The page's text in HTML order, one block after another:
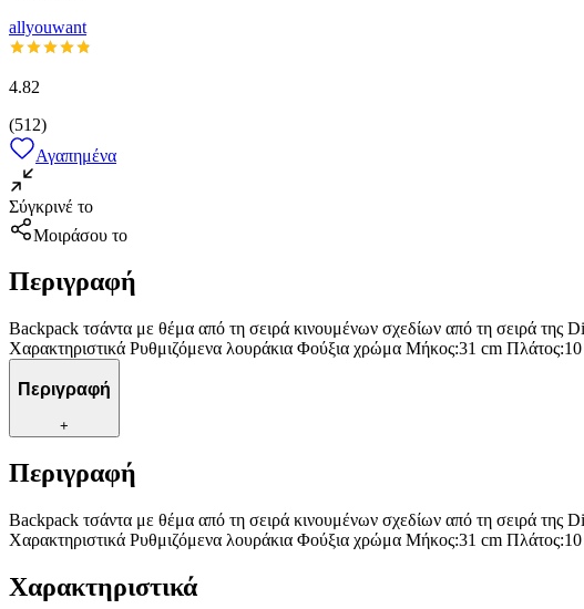
allyouwant
4.82
(512)
Αγαπημένα
Σύγκρινέ το
Μοιράσου το
Περιγραφή
Backpack τσάντα με θέμα από τη σειρά κινουμένων σχεδίων από τη σειρά της
Χαρακτηριστικά Ρυθμιζόμενα λουράκια Φούξια χρώμα Μήκος:31 cm
Περιγραφή
+
Περιγραφή
Backpack τσάντα με θέμα από τη σειρά κινουμένων σχεδίων από τη σειρά της
Χαρακτηριστικά Ρυθμιζόμενα λουράκια Φούξια χρώμα Μήκος:31 cm
Χαρακτηριστικά